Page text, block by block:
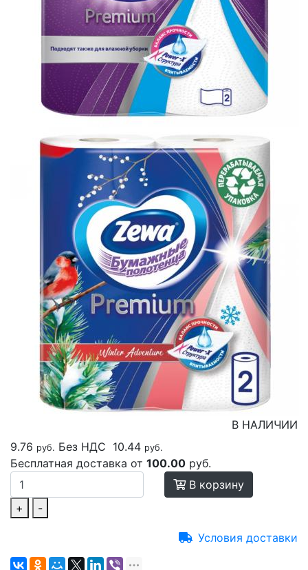
В НАЛИЧИИ
9.76 руб. Без НДС 10.44 руб.
Бесплатная доставка от 100.00 руб.
+ -
В корзину
Условия доставки